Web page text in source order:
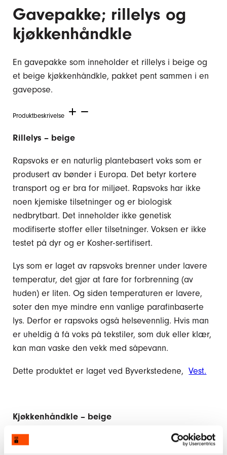
Gavepakke; rillelys og
kjøkkenhåndkle
En gavepakke som inneholder et rillelys i beige og
et beige kjøkkenhåndkle, pakket pent sammen i en
gavepose.
Produktbeskrivelse
Rillelys – beige
Rapsvoks er en naturlig plantebasert voks som er
produsert av bønder i Europa. Det betyr kortere
transport og er bra for miljøet. Rapsvoks har ikke
noen kjemiske tilsetninger og er biologisk
nedbrytbart. Det inneholder ikke genetisk
modifiserte stoffer eller tilsetninger. Voksen er ikke
testet på dyr og er Kosher-sertifisert.
Lys som er laget av rapsvoks brenner under lavere
temperatur, det gjør at fare for forbrenning (av
huden) er liten. Og siden temperaturen er lavere,
soter den mye mindre enn vanlige parafinbaserte
lys. Derfor er rapsvoks også helsevennlig. Hvis man
er uheldig å få voks på tekstiler, som duk eller klær,
kan man vaske den vekk med såpevann.
Dette produktet er laget ved Byverkstedene,Vest.
Kjøkkenhåndkle – beige
Lekkert kjøkkenhåndkle håndsydd ved et av våre